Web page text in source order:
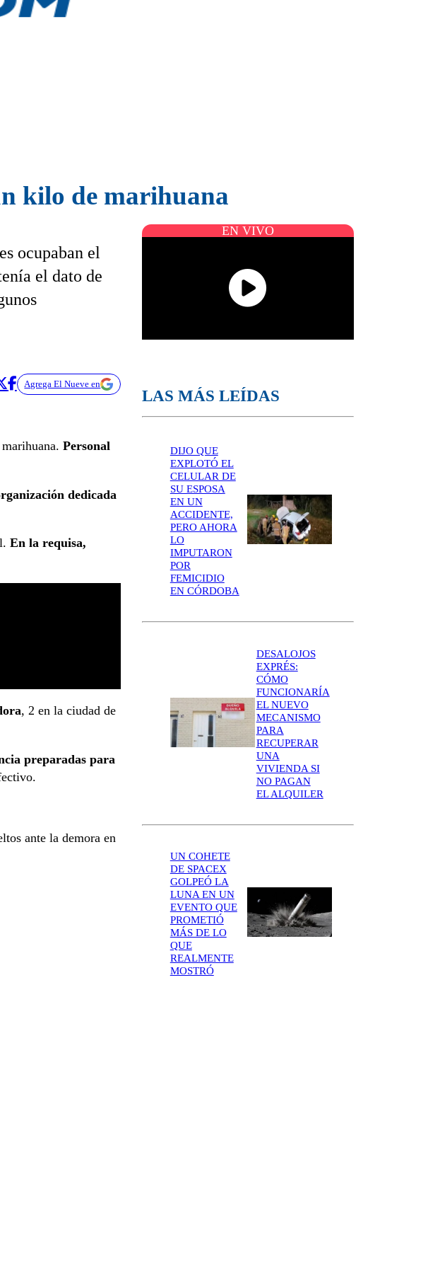
kilo de marihuana
ocupaban el
el dato de
Agrega El Nueve en
Personal
dedicada
En la requisa,
, 2 en la ciudad de
preparadas para
ante la demora en
EN VIVO
LAS MÁS LEÍDAS
DIJO QUE
EXPLOTÓ EL
CELULAR DE
SU ESPOSA
EN UN
ACCIDENTE,
PERO AHORA
LO
IMPUTARON
POR
FEMICIDIO
EN CÓRDOBA
DESALOJOS
EXPRÉS:
CÓMO
FUNCIONARÍA
EL NUEVO
MECANISMO
PARA
RECUPERAR
UNA
VIVIENDA SI
NO PAGAN
EL ALQUILER
UN COHETE
DE SPACEX
GOLPEÓ LA
LUNA EN UN
EVENTO QUE
PROMETIÓ
MÁS DE LO
QUE
REALMENTE
MOSTRÓ